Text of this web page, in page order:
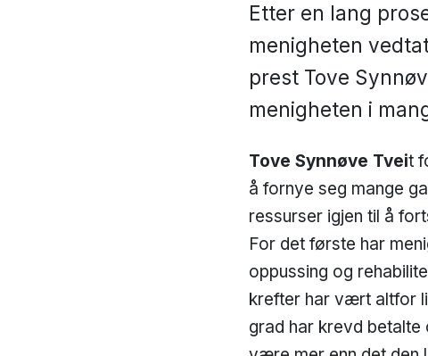
Etter en lang
menigheten
prest Tove
menigheten i
Tove Synnøve Tveit
å fornye seg mange
ressurser igjen til å
For det første har
oppussing og
krefter har vært altfor
grad har krevd